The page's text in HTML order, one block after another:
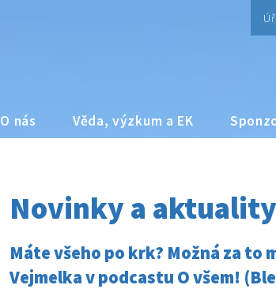
O nás Věda, výzkum a EK
Novinky a aktuality
Máte všeho po krk? Možná za to
Vejmelka v podcastu O všem!